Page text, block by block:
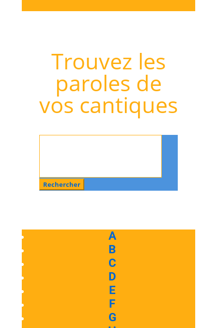
Trouvez les
paroles de
vos cantiques
A
B
C
D
E
F
G